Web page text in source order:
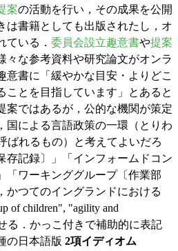
案の活動を行い，その成果を公開
は書籍としても出版されたし，オ
ている． 委員会設立趣意書や提案
々な参考資料や研究論文がオンラ
意書に「緩やかな目安・よりどこ
ことを目指しています」とあると
案ではあるが，公的な機関が策定
国による言語政策の一環（とりわ
ばれるもの）と考えてよいだろ
存記録〕」「インフォームドコン
「ワーキンググループ〔作業部
かつてのイングランドにおける
of children", "agility and
る．かっこ付きで補助的に表記
の日本語版 2項イディオム